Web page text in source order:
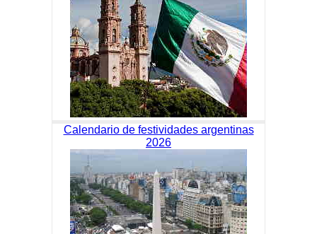
Calendario de festividades argentinas
2026